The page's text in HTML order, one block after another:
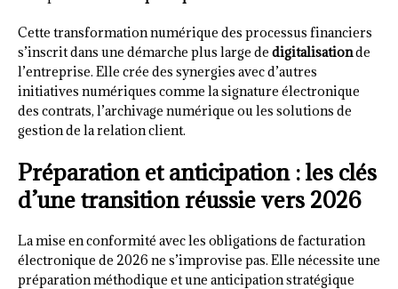
Cette transformation numérique des processus financiers
s’inscrit dans une démarche plus large de digitalisationde
l’entreprise. Elle crée des synergies avec d’autres
initiatives numériques comme la signature électronique
des contrats, l’archivage numérique ou les solutions de
gestion de la relation client.
Préparation et anticipation : les clés
d’une transition réussie vers 2026
La mise en conformité avec les obligations de facturation
électronique de 2026 ne s’improvise pas. Elle nécessite une
préparation méthodique et une anticipation stratégique